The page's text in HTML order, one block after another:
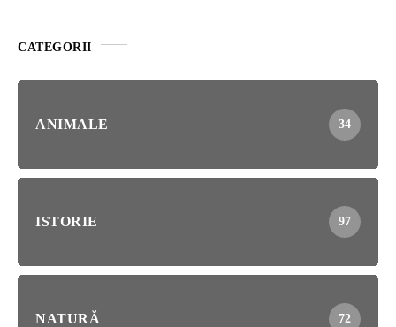
CATEGORII
ANIMALE 34
ISTORIE 97
NATURĂ 72